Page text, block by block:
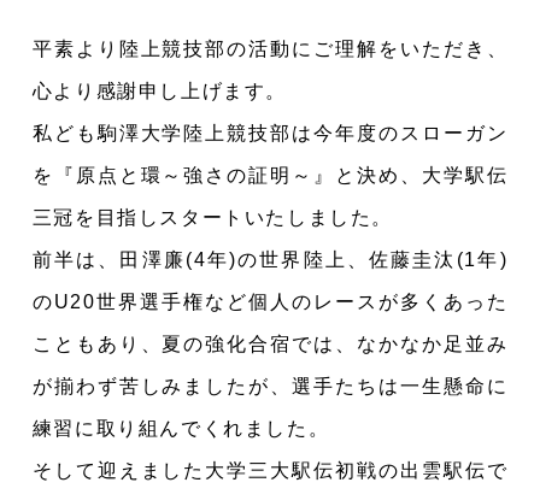
平素より陸上競技部の活動にご理解をいただき、
心より感謝申し上げます。
私ども駒澤大学陸上競技部は今年度のスローガン
を『原点と環～強さの証明～』と決め、大学駅伝
三冠を目指しスタートいたしました。
前半は、田澤廉(4年)の世界陸上、佐藤圭汰(1年)
のU20世界選手権など個人のレースが多くあった
こともあり、夏の強化合宿では、なかなか足並み
が揃わず苦しみましたが、選手たちは一生懸命に
練習に取り組んでくれました。
そして迎えました大学三大駅伝初戦の出雲駅伝で